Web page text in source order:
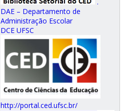
DAE – Departamento de
Administração Escolar
DCE UFSC
http://portal.ced.ufsc.br/